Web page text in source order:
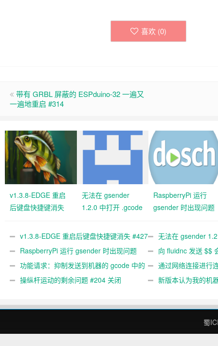
喜欢 (0)
带有 GRBL 屏蔽的 ESPduino-32 一遍又
一遍地重启 #314
v1.3.8-EDGE 重启
后键盘快捷键消失
无法在 gsender
1.2.0 中打开 .gcode
RaspberryPi 运行
gsender 时出现问题
v1.3.8-EDGE 重启后键盘快捷键消失 #427
关闭
无法在 gsender
#367
RaspberryPi 运行 gsender 时出现问题
#89
向 fluidnc 发送 $$
#473
功能请求：抑制发送到机器的 gcode 中的
gcode 注释。 #444 关闭
通过网络连接进行
操纵杆运动的剩余问题 #204 关闭
新版本认为我的机
蜀